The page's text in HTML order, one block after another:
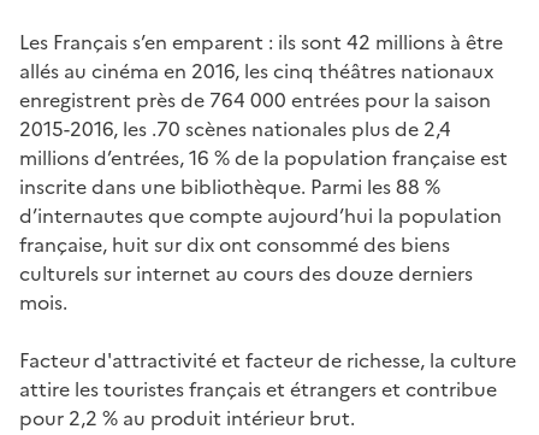
Les Français s’en emparent : ils sont 42 millions à être
allés au cinéma en 2016, les cinq théâtres nationaux
enregistrent près de 764 000 entrées pour la saison
2015-2016, les .70 scènes nationales plus de 2,4
millions d’entrées, 16 % de la population française est
inscrite dans une bibliothèque. Parmi les 88 %
d’internautes que compte aujourd’hui la population
française, huit sur dix ont consommé des biens
culturels sur internet au cours des douze derniers
mois.
Facteur d'attractivité et facteur de richesse, la culture
attire les touristes français et étrangers et contribue
pour 2,2 % au produit intérieur brut.